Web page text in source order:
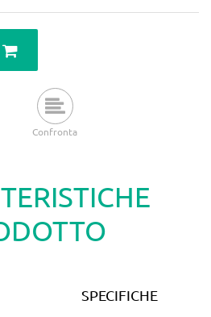
Confronta
SPECIFICHE